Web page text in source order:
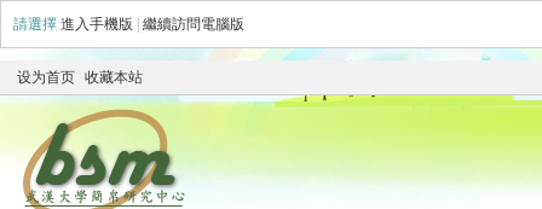
請選擇 進入手機版 繼續訪問電腦版
设为首页 收藏本站